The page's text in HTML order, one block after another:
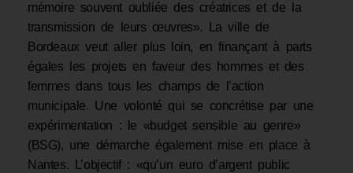
mémoire souvent oubliée des créatrices et de la
transmission de leurs œuvres». La ville de
Bordeaux veut aller plus loin, en finançant à parts
égales les projets en faveur des hommes et des
femmes dans tous les champs de l’action
municipale. Une volonté qui se concrétise par une
expérimentation : le «budget sensible au genre»
(BSG), une démarche également mise en place à
Nantes. L’objectif : «qu’un euro d’argent public